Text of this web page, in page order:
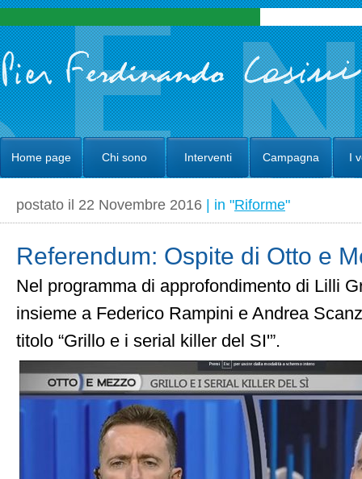
Home page Chi sono Interventi Campagna I
postato il 22 Novembre 2016 | in "Riforme"
Referendum: Ospite di Otto e
Nel programma di approfondimento di Lilli
insieme a Federico Rampini e Andrea
titolo “Grillo e i serial killer del SI'”.